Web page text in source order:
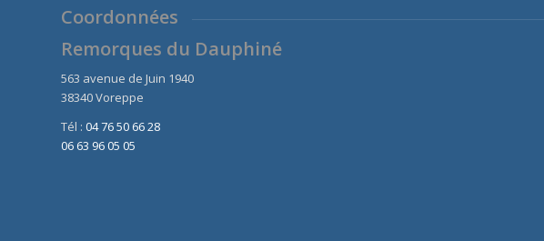
Coordonnées
Remorques du Dauphiné
563 avenue de Juin 1940
38340 Voreppe
Tél : 04 76 50 66 28
06 63 96 05 05